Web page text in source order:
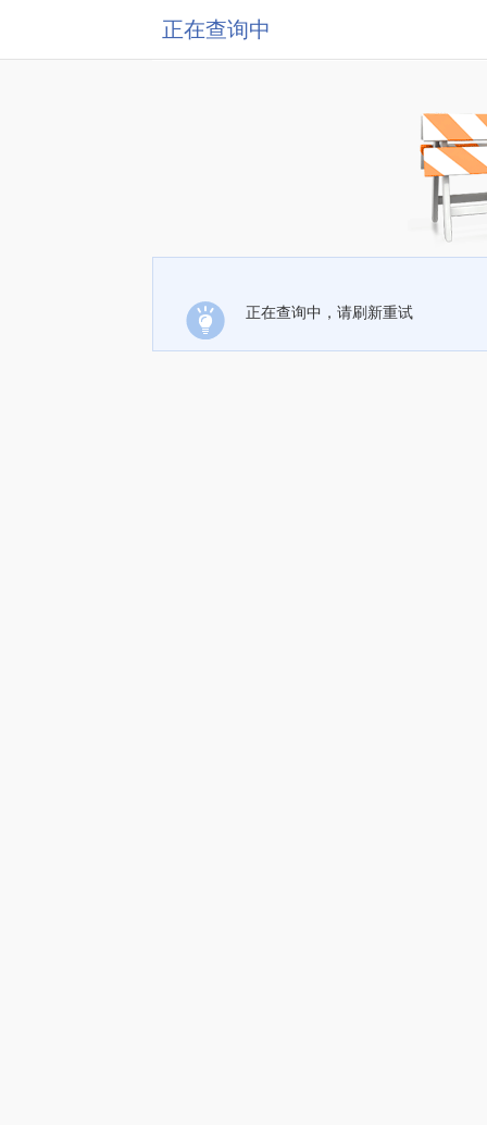
正在查询中
正在查询中，请刷新重试